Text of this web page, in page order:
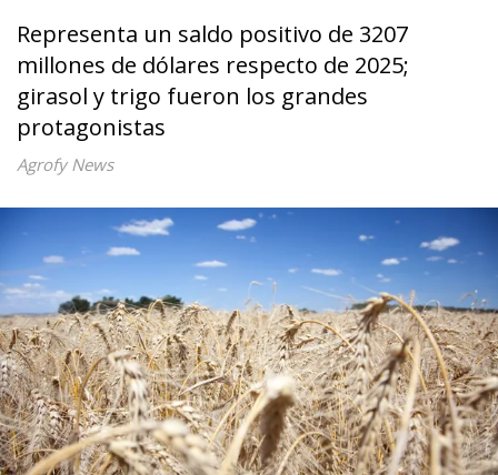
Representa un saldo positivo de 3207
millones de dólares respecto de 2025;
girasol y trigo fueron los grandes
protagonistas
Agrofy News